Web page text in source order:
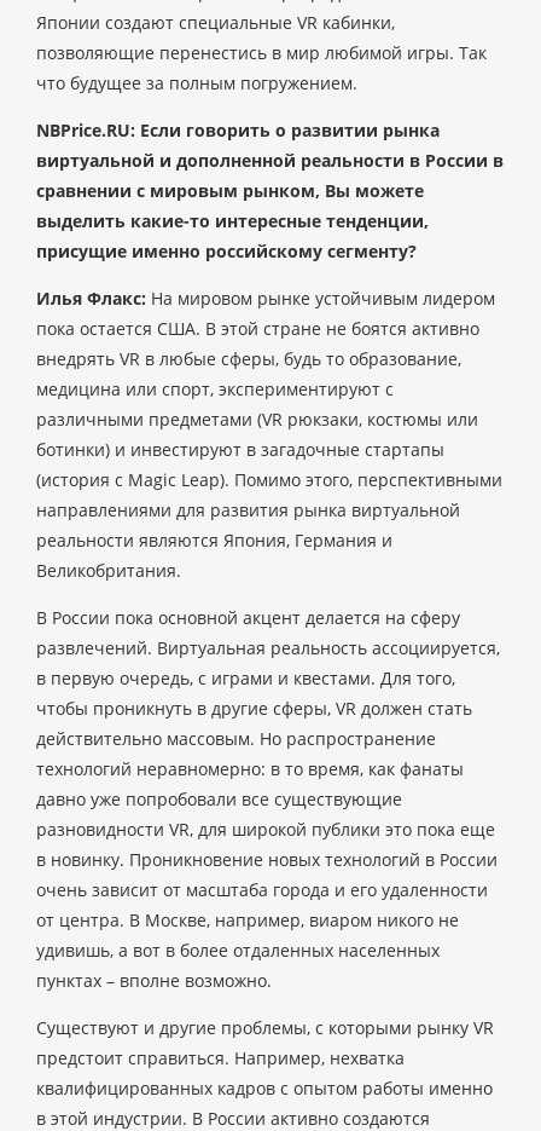
Японии создают специальные VR кабинки,
позволяющие перенестись в мир любимой игры. Так
что будущее за полным погружением.
NBPrice.RU: Если говорить о развитии рынка
виртуальной и дополненной реальности в России в
сравнении с мировым рынком, Вы можете
выделить какие-то интересные тенденции,
присущие именно российскому сегменту?
Илья Флакс: На мировом рынке устойчивым лидером
пока остается США. В этой стране не боятся активно
внедрять VR в любые сферы, будь то образование,
медицина или спорт, экспериментируют с
различными предметами (VR рюкзаки, костюмы или
ботинки) и инвестируют в загадочные стартапы
(история с Magic Leap). Помимо этого, перспективными
направлениями для развития рынка виртуальной
реальности являются Япония, Германия и
Великобритания.
В России пока основной акцент делается на сферу
развлечений. Виртуальная реальность ассоциируется,
в первую очередь, с играми и квестами. Для того,
чтобы проникнуть в другие сферы, VR должен стать
действительно массовым. Но распространение
технологий неравномерно: в то время, как фанаты
давно уже попробовали все существующие
разновидности VR, для широкой публики это пока еще
в новинку. Проникновение новых технологий в России
очень зависит от масштаба города и его удаленности
от центра. В Москве, например, виаром никого не
удивишь, а вот в более отдаленных населенных
пунктах – вполне возможно.
Существуют и другие проблемы, с которыми рынку VR
предстоит справиться. Например, нехватка
квалифицированных кадров с опытом работы именно
в этой индустрии. В России активно создаются